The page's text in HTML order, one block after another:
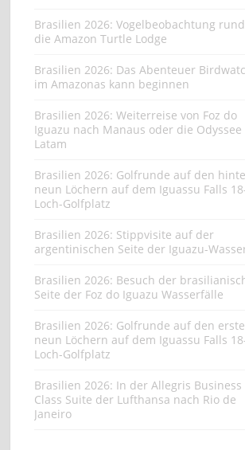
Brasilien 2026: Vogelbeobachtung
die Amazon Turtle Lodge
Brasilien 2026: Das Abenteuer
im Amazonas kann beginnen
Brasilien 2026: Weiterreise von Foz do
Iguazu nach Manaus oder die
Latam
Brasilien 2026: Golfrunde auf den
neun Löchern auf dem Iguassu Falls
Loch-Golfplatz
Brasilien 2026: Stippvisite auf der
argentinischen Seite der Iguazu-
Brasilien 2026: Besuch der
Seite der Foz do Iguazu Wasserfälle
Brasilien 2026: Golfrunde auf den
neun Löchern auf dem Iguassu Falls
Loch-Golfplatz
Brasilien 2026: In der Allegris Business
Class Suite der Lufthansa nach Rio de
Janeiro